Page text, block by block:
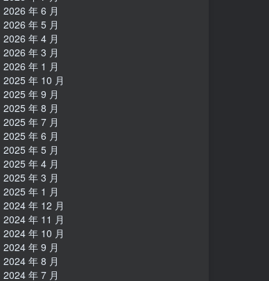
2026 年 6 月
2026 年 5 月
2026 年 4 月
2026 年 3 月
2026 年 1 月
2025 年 10 月
2025 年 9 月
2025 年 8 月
2025 年 7 月
2025 年 6 月
2025 年 5 月
2025 年 4 月
2025 年 3 月
2025 年 1 月
2024 年 12 月
2024 年 11 月
2024 年 10 月
2024 年 9 月
2024 年 8 月
2024 年 7 月